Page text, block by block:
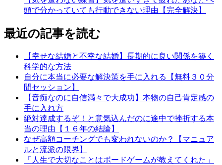
頭で分かっていても行動できない理由【完全解決】
最近の記事を読む
【幸せな結婚と不幸な結婚】長期的に良い関係を築く
科学的な方法
自分に本当に必要な解決策を手に入れる【無料３０分
間セッション】
【音痴なのに自信満々で大成功】本物の自己肯定感の
手に入れ方
絶対達成するぞ！と意気込んだのに途中で挫折する本
当の理由【１６年の結論】
なぜ高額コーチングでも変われないのか？【マニュア
ルと流派の限界】
「人生で大切なことはボードゲームが教えてくれた」